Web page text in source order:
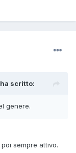
scritto:
genere.
sempre attivo.